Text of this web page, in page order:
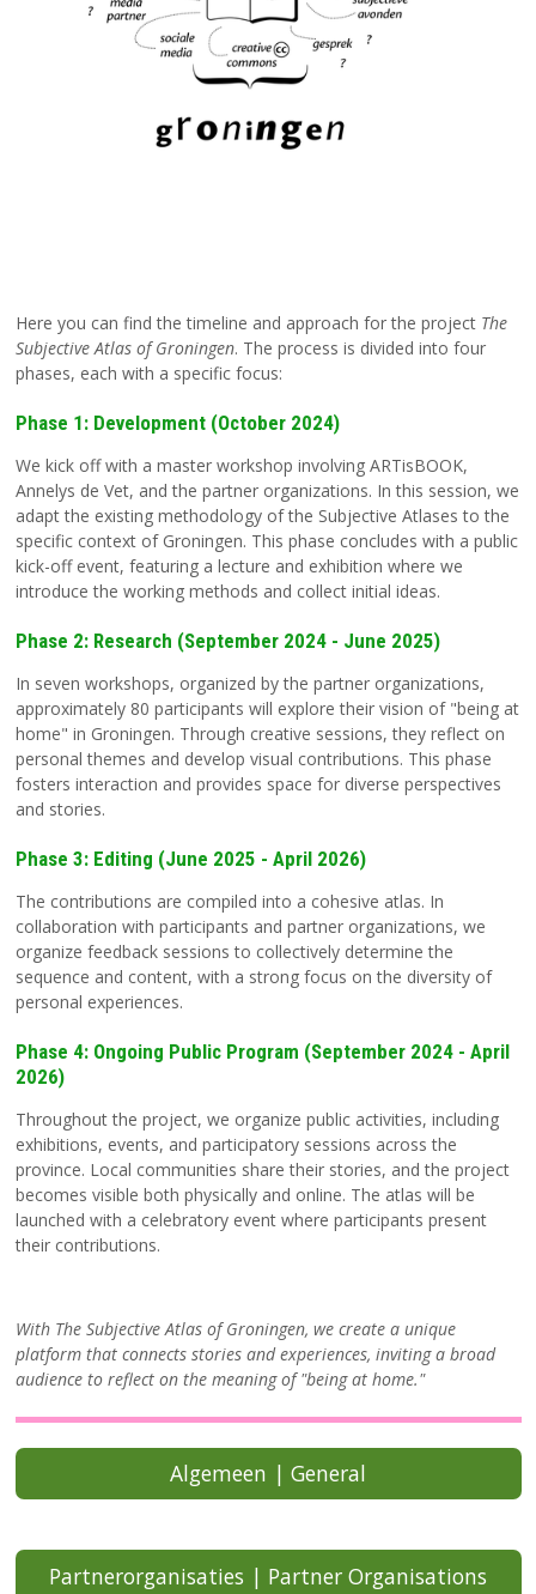
Here you can find the timeline and approach for the project The
Subjective Atlas of Groningen. The process is divided into four
phases, each with a specific focus:
Phase 1: Development (October 2024)
We kick off with a master workshop involving ARTisBOOK,
Annelys de Vet, and the partner organizations. In this session, we
adapt the existing methodology of the Subjective Atlases to the
specific context of Groningen. This phase concludes with a public
kick-off event, featuring a lecture and exhibition where we
introduce the working methods and collect initial ideas.
Phase 2: Research (September 2024 - June 2025)
In seven workshops, organized by the partner organizations,
approximately 80 participants will explore their vision of "being at
home" in Groningen. Through creative sessions, they reflect on
personal themes and develop visual contributions. This phase
fosters interaction and provides space for diverse perspectives
and stories.
Phase 3: Editing (June 2025 - April 2026)
The contributions are compiled into a cohesive atlas. In
collaboration with participants and partner organizations, we
organize feedback sessions to collectively determine the
sequence and content, with a strong focus on the diversity of
personal experiences.
Phase 4: Ongoing Public Program (September 2024 - April
2026)
Throughout the project, we organize public activities, including
exhibitions, events, and participatory sessions across the
province. Local communities share their stories, and the project
becomes visible both physically and online. The atlas will be
launched with a celebratory event where participants present
their contributions.
With The Subjective Atlas of Groningen, we create a unique
platform that connects stories and experiences, inviting a broad
audience to reflect on the meaning of "being at home."
Algemeen | General
Partnerorganisaties | Partner Organisations